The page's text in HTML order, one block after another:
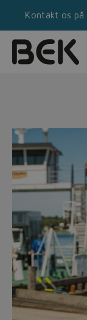
Kontakt os på